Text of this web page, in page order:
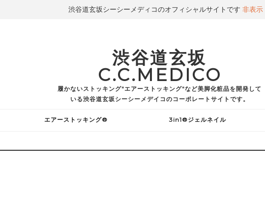
渋谷道玄坂
C.C.MEDICO
履かないストッキング"エアーストッキング"など美脚化粧品を開発して
いる渋谷道玄坂シーシーメデイコのコーポレートサイトです。
エアーストッキング® 3in1®ジェルネイル
渋谷道玄坂シーシーメディコのオフィシャルサイトです 非表示